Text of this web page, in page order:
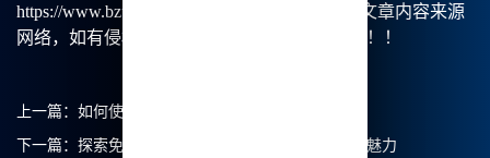
https://www.bzu.cn/news/show/6909.html，部分文章内容来源
网络，如有侵权请联系我们删除处理。谢谢！！！
上一篇： 如何使用Mj中文绘画提升我的创作体验？
下一篇： 探索免费的Midjourney体验：Mj中文绘画的魅力